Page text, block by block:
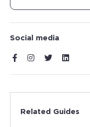
Social media
Related Guides